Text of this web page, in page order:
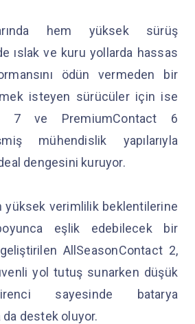
hem yüksek sürüş
ıslak ve kuru yollarda hassas
ödün vermeden bir
isteyen sürücüler için ise
7 ve PremiumContact 6
mühendislik yapılarıyla
dengesini kuruyor.
yüksek verimlilik beklentilerine
eşlik edebilecek bir
AllSeasonContact 2,
yol tutuş sunarken düşük
sayesinde batarya
destek oluyor.